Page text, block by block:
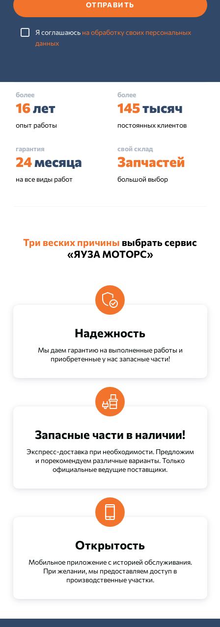
ОТПРАВИТЬ
Я соглашаюсь на обработку своих персональных
данных
более
16лет
опыт работы
более
145тысяч
постоянных клиентов
гарантия
24месяца
на все виды работ
свой склад
Запчастей
большой выбор
Три веских причины выбрать сервис
«ЯУЗА МОТОРС»
Надежность
Мы даем гарантию на выполненные работы и
приобретенные у нас запасные части!
Запасные части в наличии!
Экспресс-доставка при необходимости. Предложим
и порекомендуем различные варианты. Только
официальные ведущие поставщики.
Открытость
Мобильное приложение с историей обслуживания.
При желании, мы предоставляем доступ в
производственные участки.